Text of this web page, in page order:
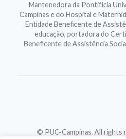
Mantenedora da Pontifícia
Campinas e do Hospital e
Entidade Beneficente de
educação, portadora do
Beneficente de Assistência
© PUC-Campinas. All rights